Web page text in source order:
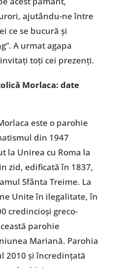
ajutându-ne între
ce se bucură și
A urmat agapa
toți cei prezenți.
Morlaca: date
este o parohie
din 1947
la Unirea cu Roma la
zid, edificată în 1837,
Sfânta Treime. La
Unite în ilegalitate, în
credincioși greco-
parohie
Mariană. Parohia
2010 și încredințată